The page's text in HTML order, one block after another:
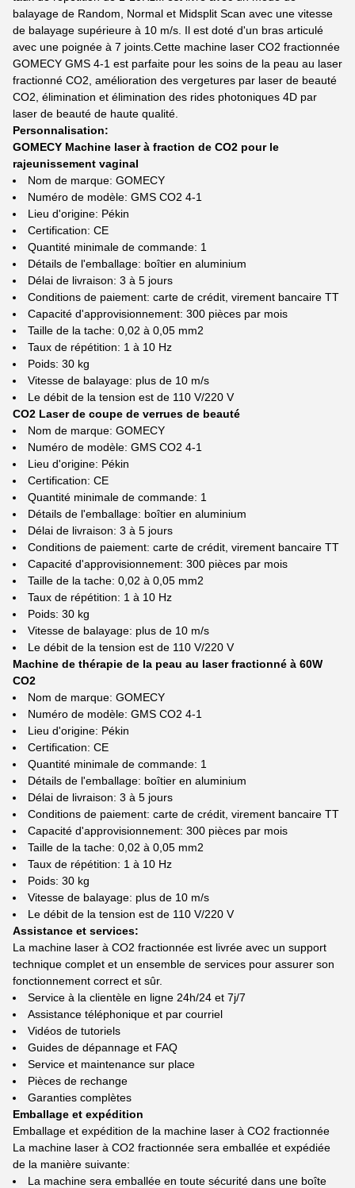
balayage de Random, Normal et Midsplit Scan avec une vitesse
de balayage supérieure à 10 m/s. Il est doté d'un bras articulé
avec une poignée à 7 joints.Cette machine laser CO2 fractionnée
GOMECY GMS 4-1 est parfaite pour les soins de la peau au laser
fractionné CO2, amélioration des vergetures par laser de beauté
CO2, élimination et élimination des rides photoniques 4D par
laser de beauté de haute qualité.
Personnalisation:
GOMECY Machine laser à fraction de CO2 pour le
rajeunissement vaginal
Nom de marque: GOMECY
Numéro de modèle: GMS CO2 4-1
Lieu d'origine: Pékin
Certification: CE
Quantité minimale de commande: 1
Détails de l'emballage: boîtier en aluminium
Délai de livraison: 3 à 5 jours
Conditions de paiement: carte de crédit, virement bancaire TT
Capacité d'approvisionnement: 300 pièces par mois
Taille de la tache: 0,02 à 0,05 mm2
Taux de répétition: 1 à 10 Hz
Poids: 30 kg
Vitesse de balayage: plus de 10 m/s
Le débit de la tension est de 110 V/220 V
CO2 Laser de coupe de verrues de beauté
Nom de marque: GOMECY
Numéro de modèle: GMS CO2 4-1
Lieu d'origine: Pékin
Certification: CE
Quantité minimale de commande: 1
Détails de l'emballage: boîtier en aluminium
Délai de livraison: 3 à 5 jours
Conditions de paiement: carte de crédit, virement bancaire TT
Capacité d'approvisionnement: 300 pièces par mois
Taille de la tache: 0,02 à 0,05 mm2
Taux de répétition: 1 à 10 Hz
Poids: 30 kg
Vitesse de balayage: plus de 10 m/s
Le débit de la tension est de 110 V/220 V
Machine de thérapie de la peau au laser fractionné à 60W
CO2
Nom de marque: GOMECY
Numéro de modèle: GMS CO2 4-1
Lieu d'origine: Pékin
Certification: CE
Quantité minimale de commande: 1
Détails de l'emballage: boîtier en aluminium
Délai de livraison: 3 à 5 jours
Conditions de paiement: carte de crédit, virement bancaire TT
Capacité d'approvisionnement: 300 pièces par mois
Taille de la tache: 0,02 à 0,05 mm2
Taux de répétition: 1 à 10 Hz
Poids: 30 kg
Vitesse de balayage: plus de 10 m/s
Le débit de la tension est de 110 V/220 V
Assistance et services:
La machine laser à CO2 fractionnée est livrée avec un support
technique complet et un ensemble de services pour assurer son
fonctionnement correct et sûr.
Service à la clientèle en ligne 24h/24 et 7j/7
Assistance téléphonique et par courriel
Vidéos de tutoriels
Guides de dépannage et FAQ
Service et maintenance sur place
Pièces de rechange
Garanties complètes
Emballage et expédition
Emballage et expédition de la machine laser à CO2 fractionnée
La machine laser à CO2 fractionnée sera emballée et expédiée
de la manière suivante:
La machine sera emballée en toute sécurité dans une boîte